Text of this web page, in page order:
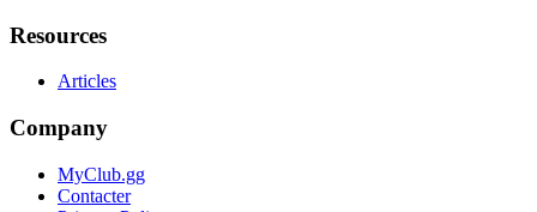
Resources
Articles
Company
MyClub.gg
Contacter